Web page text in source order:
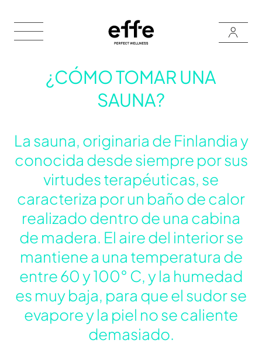
¿CÓMO TOMAR UNA
SAUNA?
La sauna, originaria de Finlandia y
conocida desde siempre por sus
virtudes terapéuticas, se
caracteriza por un baño de calor
realizado dentro de una cabina
de madera. El aire del interior se
mantiene a una temperatura de
entre 60 y 100° C, y la humedad
es muy baja, para que el sudor se
evapore y la piel no se caliente
demasiado.